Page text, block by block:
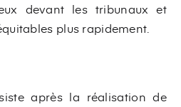
devant les tribunaux et
plus rapidement.
après la réalisation de